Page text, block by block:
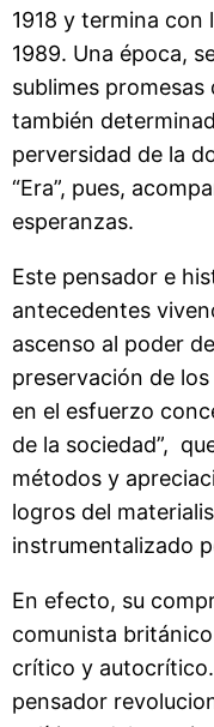
1918 y termina con
1989. Una época,
sublimes
también
perversidad de la
“Era”, pues,
esperanzas.
Este pensador e
antecedentes
ascenso al poder
preservación de
en el esfuerzo
de la sociedad”,
métodos y
logros del
instrumentalizado
En efecto, su
comunista
crítico y
pensador